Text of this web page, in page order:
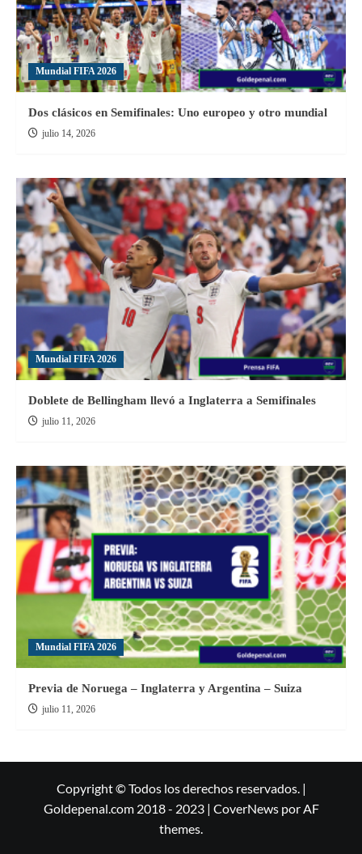
Mundial FIFA 2026
Dos clásicos en Semifinales: Uno europeo y otro mundial
julio 14, 2026
Mundial FIFA 2026
Doblete de Bellingham llevó a Inglaterra a Semifinales
julio 11, 2026
Mundial FIFA 2026
Previa de Noruega – Inglaterra y Argentina – Suiza
julio 11, 2026
Copyright © Todos los derechos reservados. |
Goldepenal.com 2018 - 2023 | CoverNewspor AF
themes.